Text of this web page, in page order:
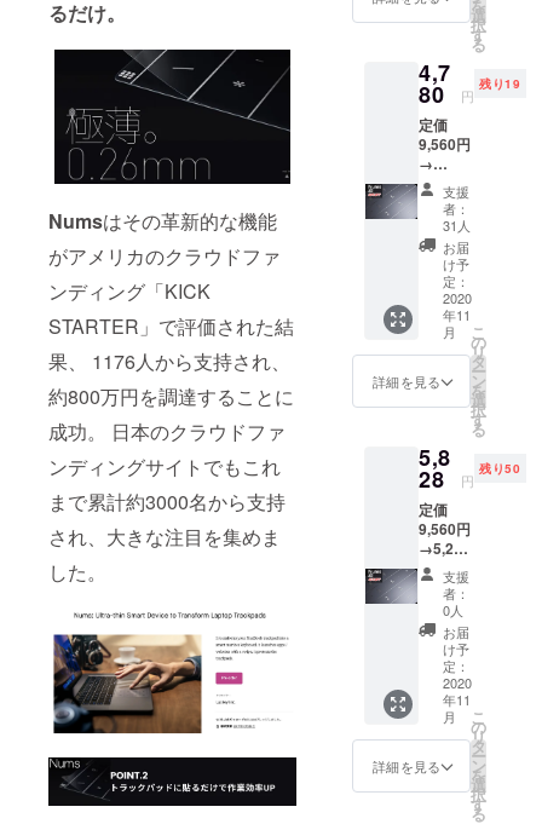
るだけ。
Numsはその革新的な機能
がアメリカのクラウドファ
ンディング「KICK
STARTER」で評価された結
果、 1176人から支持され、
約800万円を調達することに
成功。 日本のクラウドファ
ンディングサイトでもこれ
まで累計約3000名から支持
され、大きな注目を集めま
した。
Pro7に
いま
す。
Surface
laptop3
はト
ラック
パッド
サイズ
が異な
るた
め、現
時点で
は対応
モデル
はあり
ん。
※3：
Surface
proにつ
いては
タイプ
カバー
型番
RD2-
000xx
、指紋
認証付
タイプ
（GK3-
00019
）では
ご利用
できま
せん。
Macboo
kAir202
するモ
デル
は、
MacBo
okAir13
インチ
（2018
）にな
りま
す。
※2：
Surface
book2
Surface
、
Surface
応して
いま
す。
Surface
laptop3
はト
ラック
パッド
サイズ
が異な
るた
め、現
時点で
は対応
ませ
ん。
る場合
が発生
合は、
活動報
告にて
状況詳
細をお
知らせ
いたし
ます。
【対応
機種選
択時の
注意事
項】
※1：
Macboo
kAir202
するモ
デル
は、
MacBo
okAir13
インチ
（2018
）にな
りま
す。
※2：
Surface
book2
Surface
、
Surface
× 1個 ※
選びく
ださ
い。 ※
選択の
お間違
いには
ご対応
できか
ねます
ので、
再度ご
確認を
お願い
致しま
す。 ※
製造状
況等で
る場合
が発生
合は、
活動報
告にて
状況詳
細をお
知らせ
いたし
ます。
【対応
機種選
択時の
注意事
項】
※1：
Macboo
kAir202
を
選
択
す
る
4,7
80 円
残り19
定価
9,560円
→
4,780円
（税・
送料
込） 配
送時
期：
2020年
11月
【内
容】
■Nums
× 2個 ※
お選び
くださ
い。 ※
選択の
お間違
いには
ご対応
できか
ねます
ので、
再度ご
確認を
お願い
致しま
す。 ※
製造状
況によ
支援
者：
31人
お届
け予
定：
2020
年11
月
詳細を見る
こ
の
リ
タ
ー
ン
を
選
択
す
る
5,8
28 円
残り50
定価
9,560円
→5,258
円
（税・
送料
込） 配
送時
期：
2020年
11月
【内
容】
■Nums
× 2個 ※
支援
者：
0人
お届
け予
定：
2020
年11
月
詳細を見る
こ
の
リ
タ
ー
ン
を
選
択
す
る